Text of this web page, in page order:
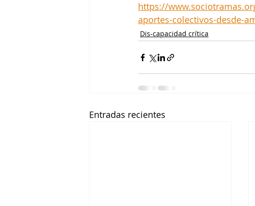
https://
aportes-colectivos-desde-
Dis-capacidad crítica
Entradas recientes